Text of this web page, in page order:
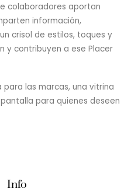
colaboradores aportan
información,
crisol de estilos, toques y
y contribuyen a ese Placer
las marcas, una vitrina
para quienes deseen
Info